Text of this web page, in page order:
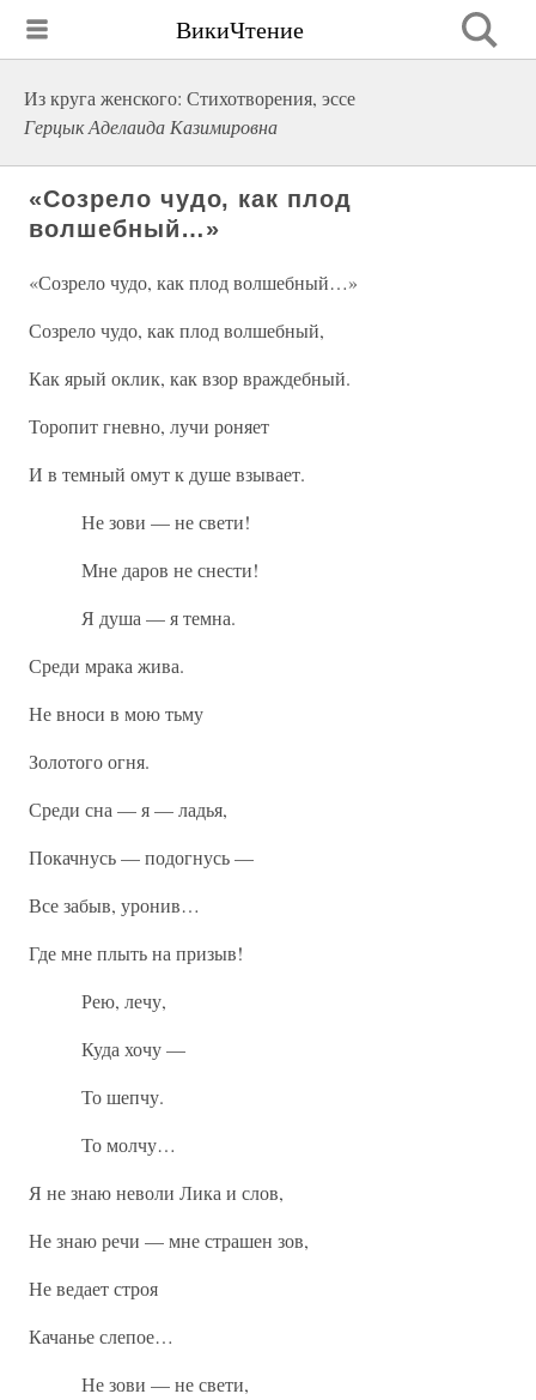
ВикиЧтение
Из круга женского: Стихотворения, эссе
Герцык Аделаида Казимировна
«Созрело чудо, как плод
волшебный…»
«Созрело чудо, как плод волшебный…»
Созрело чудо, как плод волшебный,
Как ярый оклик, как взор враждебный.
Торопит гневно, лучи роняет
И в темный омут к душе взывает.
Не зови — не свети!
Мне даров не снести!
Я душа — я темна.
Среди мрака жива.
Не вноси в мою тьму
Золотого огня.
Среди сна — я — ладья,
Покачнусь — подогнусь —
Все забыв, уронив…
Где мне плыть на призыв!
Рею, лечу,
Куда хочу —
То шепчу.
То молчу…
Я не знаю неволи Лика и слов,
Не знаю речи — мне страшен зов,
Не ведает строя
Качанье слепое…
Не зови — не свети,